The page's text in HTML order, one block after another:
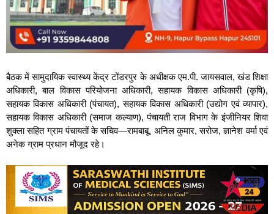
बैठक में सामुदायिक स्वास्थ्य केंद्र टोंडरपुर के अधीक्षक एम.पी. जायसवाल, खंड शिक्षा
अधिकारी, बाल विकास परियोजना अधिकारी, सहायक विकास अधिकारी (कृषि),
सहायक विकास अधिकारी (पंचायत), सहायक विकास अधिकारी (उद्योग एवं व्यापार),
सहायक विकास अधिकारी (समाज कल्याण), पंचायती राज विभाग के इंजीनियर शिवा
शुक्ला सहित ग्राम पंचायतों के सचिव—रामबाबू, अनिल कुमार, सरोज, ज्ञानेश वर्मा एवं
अनेक ग्राम प्रधान मौजूद रहे।